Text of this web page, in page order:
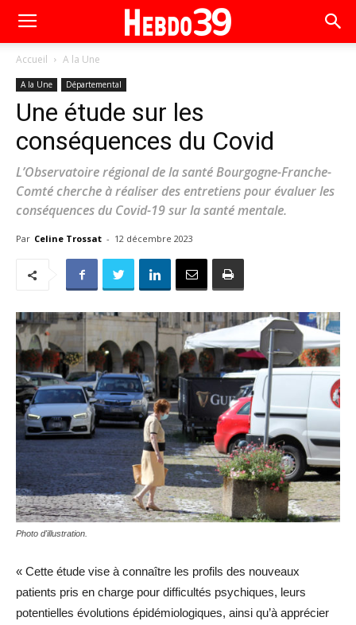
Accueil A la Une
A la Une Départemental
Une étude sur les
conséquences du Covid
L’Observatoire régional de la santé Bourgogne-Franche-
Comté cherche à réaliser des entretiens pour évaluer les
conséquences du Covid-19 sur la santé mentale.
Par Celine Trossat - 12 décembre 2023
Photo d'illustration.
« Cette étude vise à connaître les profils des nouveaux
patients pris en charge pour difficultés psychiques, leurs
potentielles évolutions épidémiologiques, ainsi qu’à apprécier